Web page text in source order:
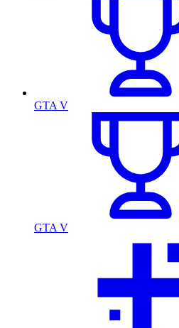
GTA V
GTA V